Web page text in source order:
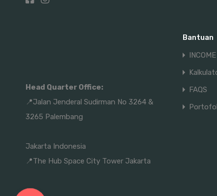
Head Quarter Office:
📍Jalan Jenderal Sudirman No 3264 &
3265 Palembang
Jakarta Indonesia
📍The Hub Space City Tower Jakarta
Bantuan
FAQS